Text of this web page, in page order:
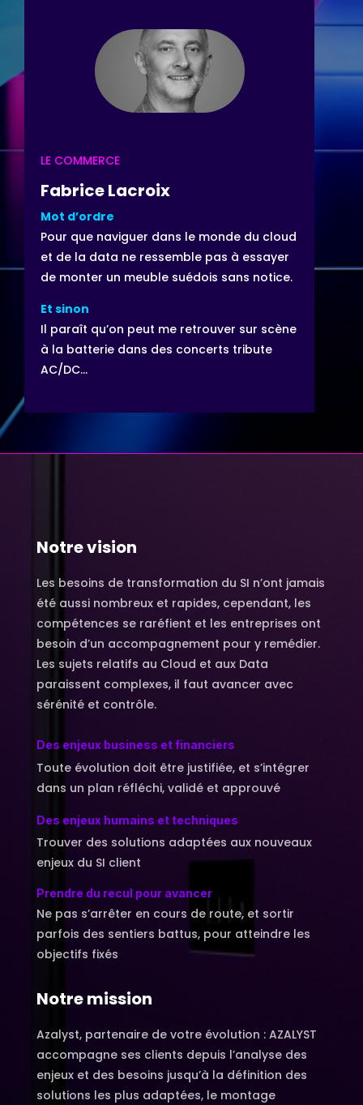
LE COMMERCE
Fabrice Lacroix
Mot d’ordre
Pour que naviguer dans le monde du cloud
et de la data ne ressemble pas à essayer
de monter un meuble suédois sans notice.
Et sinon
Il paraît qu’on peut me retrouver sur scène
à la batterie dans des concerts tribute
AC/DC…
Notre vision
Les besoins de transformation du SI n’ont jamais
été aussi nombreux et rapides, cependant, les
compétences se raréfient et les entreprises ont
besoin d’un accompagnement pour y remédier.
Les sujets relatifs au Cloud et aux Data
paraissent complexes, il faut avancer avec
sérénité et contrôle.
Des enjeux business et financiers
Toute évolution doit être justifiée, et s’intégrer
dans un plan réfléchi, validé et approuvé
Des enjeux humains et techniques
Trouver des solutions adaptées aux nouveaux
enjeux du SI client
Prendre du recul pour avancer
Ne pas s’arrêter en cours de route, et sortir
parfois des sentiers battus, pour atteindre les
objectifs fixés
Notre mission
Azalyst, partenaire de votre évolution : AZALYST
accompagne ses clients depuis l’analyse des
enjeux et des besoins jusqu’à la définition des
solutions les plus adaptées, le montage